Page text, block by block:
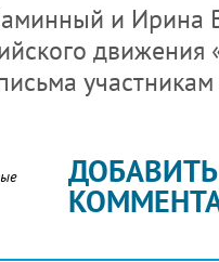
и Ирина
движения
ДОБАВИТЬ